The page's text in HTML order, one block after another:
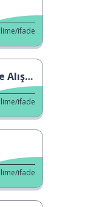
ifade
ifade
ifade